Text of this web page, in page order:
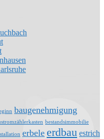
baugenehmigung
bestandsimmobilie
erbele erdbau estrich